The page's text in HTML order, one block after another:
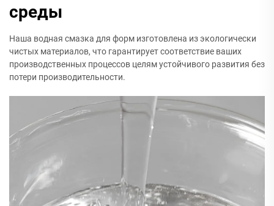
среды
Наша водная смазка для форм изготовлена из экологически
чистых материалов, что гарантирует соответствие ваших
производственных процессов целям устойчивого развития без
потери производительности.